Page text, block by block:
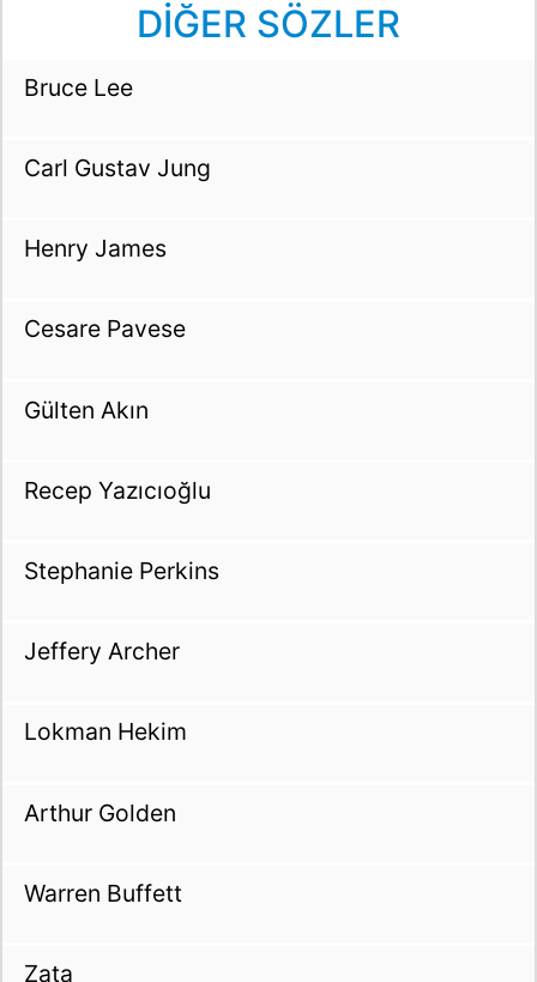
DİĞER SÖZLER
Bruce Lee
Carl Gustav Jung
Henry James
Cesare Pavese
Gülten Akın
Recep Yazıcıoğlu
Stephanie Perkins
Jeffery Archer
Lokman Hekim
Arthur Golden
Warren Buffett
Zata